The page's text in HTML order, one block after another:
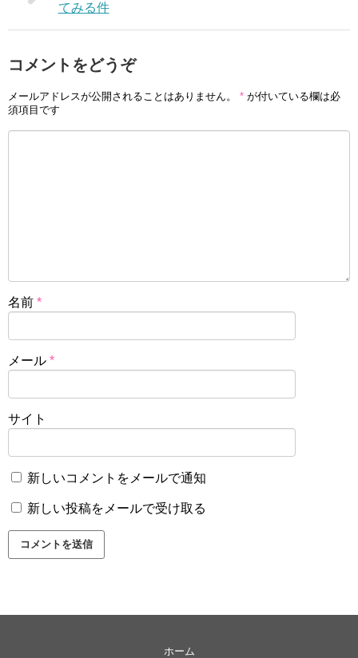
てみる件
コメントをどうぞ
メールアドレスが公開されることはありません。 * が付いている欄は必
須項目です
名前 *
メール *
サイト
新しいコメントをメールで通知
新しい投稿をメールで受け取る
ホーム